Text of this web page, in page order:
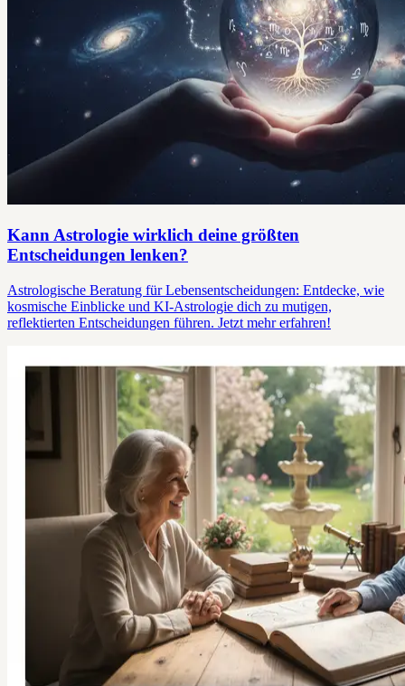
Kann Astrologie wirklich deine größten
Entscheidungen lenken?
Astrologische Beratung für Lebensentscheidungen: Entdecke, wie
kosmische Einblicke und KI-Astrologie dich zu mutigen,
reflektierten Entscheidungen führen. Jetzt mehr erfahren!